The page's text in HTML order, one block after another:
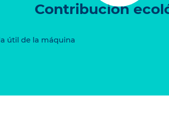
Contribución
útil de la máquina